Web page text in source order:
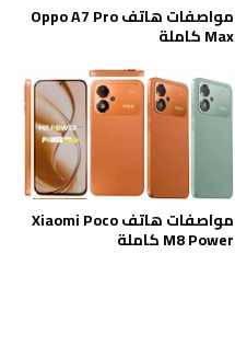
مواصفات هاتف Oppo A7 Pro
Max كاملة
مواصفات هاتف Xiaomi Poco
M8 Power كاملة